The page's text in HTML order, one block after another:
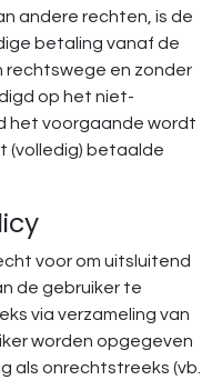
andere rechten, is de
betaling vanaf de
rechtswege en zonder
op het niet-
het voorgaande wordt
(volledig) betaalde
voor om uitsluitend
de gebruiker te
via verzameling van
worden opgegeven
als onrechtstreeks (vb.